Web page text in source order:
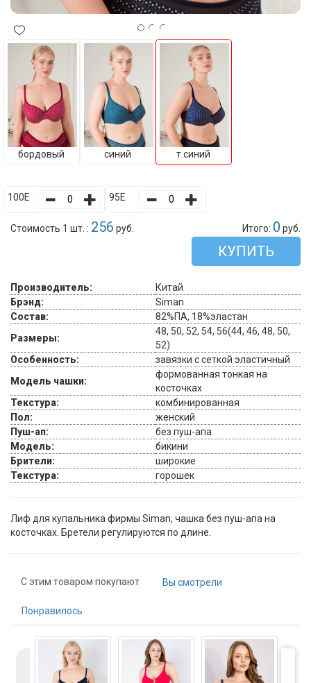
бордовый синий т.синий
100E 95E
Стоимость 1 шт. : 256 руб. Итого: 0 руб.
КУПИТЬ
Производитель:
Китай
Брэнд:
Siman
Состав:
82%ПА, 18%эластан
Размеры:
48, 50, 52, 54, 56(44, 46, 48, 50,
52)
Особенность:
завязки с сеткой эластичный
Модель чашки:
формованная тонкая на
косточках
Текстура:
комбинированная
Пол:
женский
Пуш-ап:
без пуш-апа
Модель:
бикини
Брители:
широкие
Текстура:
горошек
Лиф для купальника фирмы Siman, чашка без пуш-апа на
косточках. Бретели регулируются по длине.
С этим товаром покупают Вы смотрели
Понравилось